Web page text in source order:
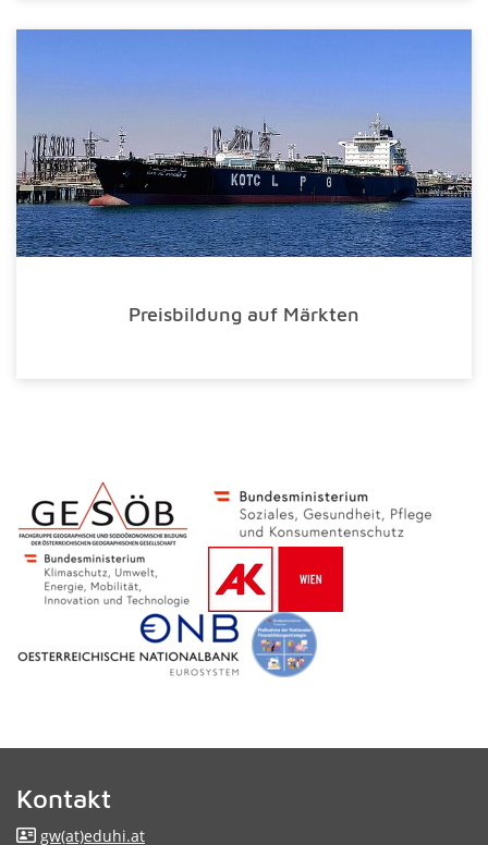
Preisbildung auf Märkten
Kontakt
gw(at)eduhi.at